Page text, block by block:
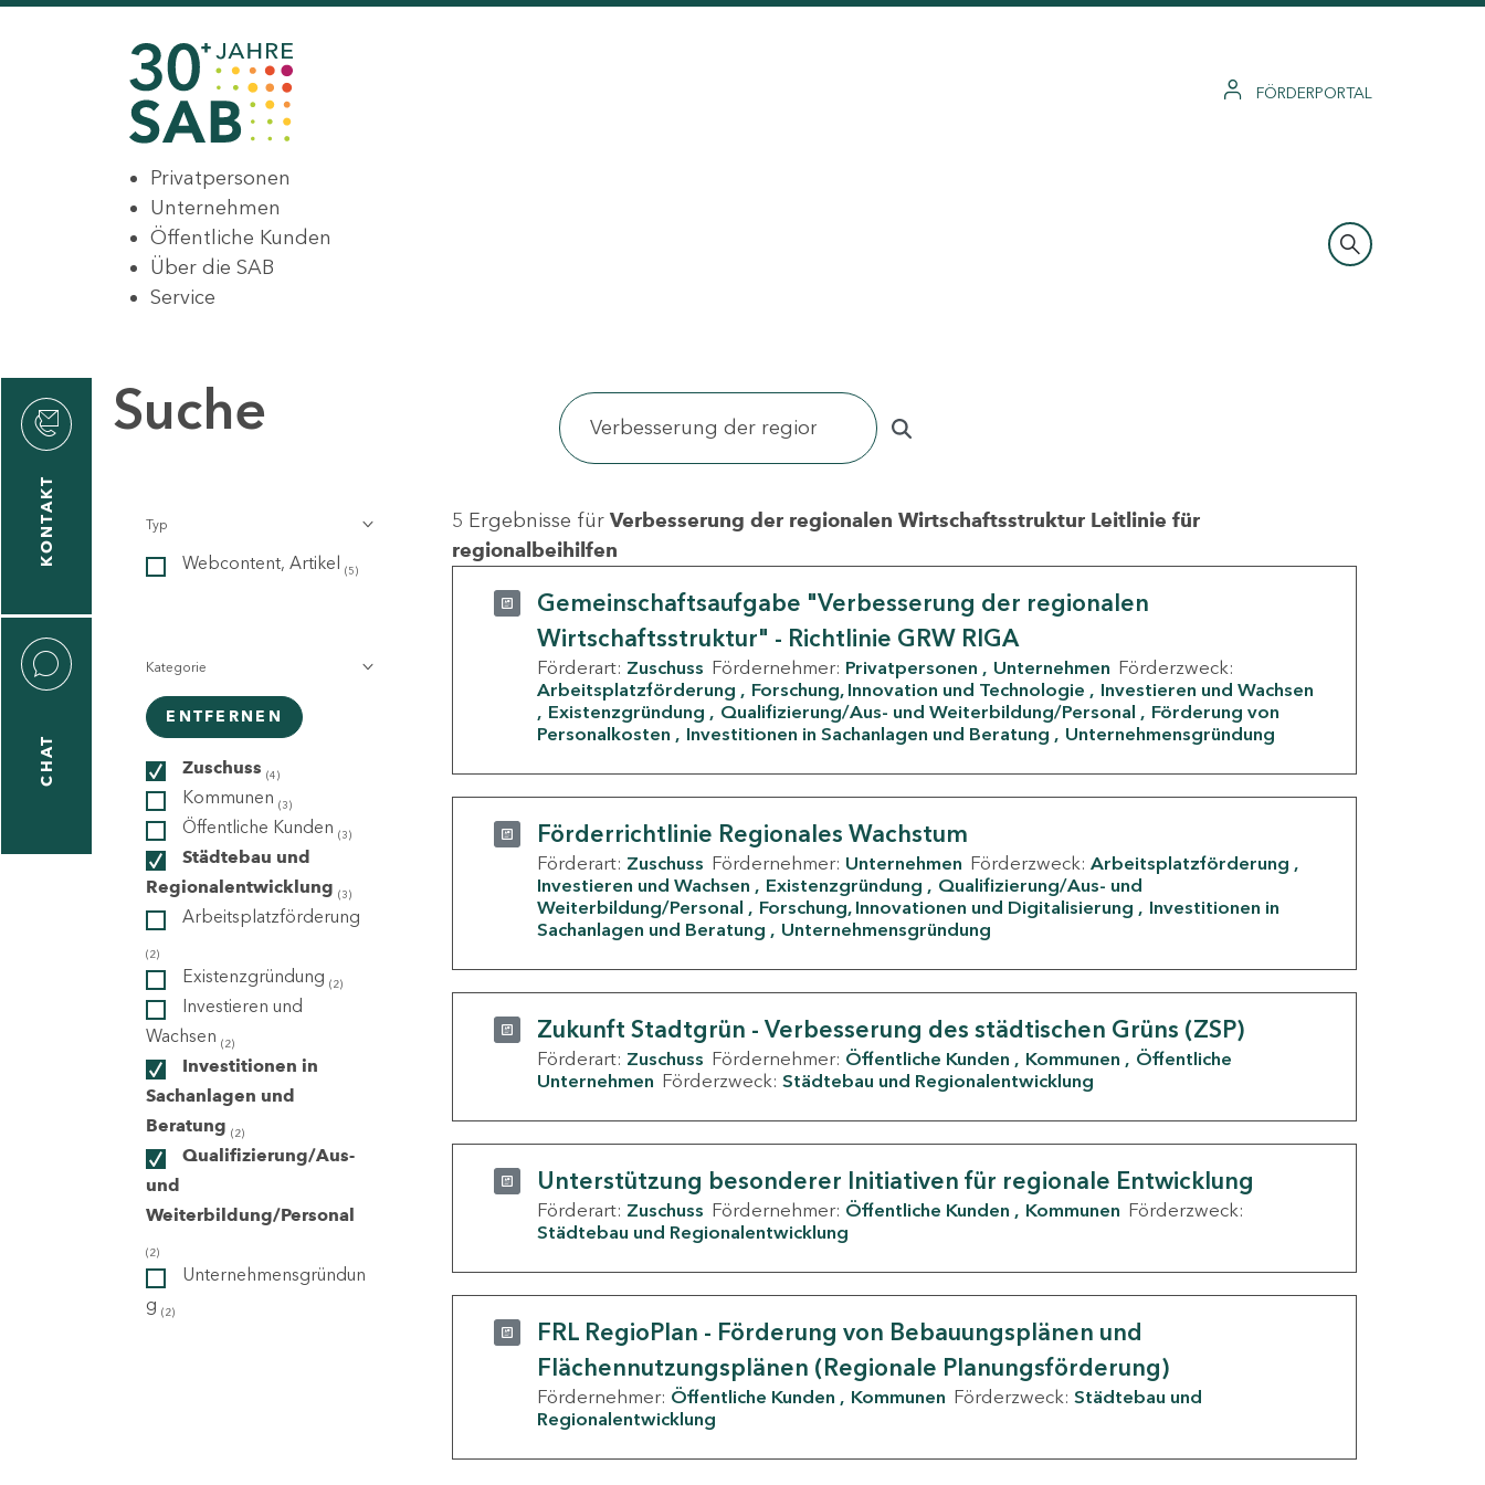
FÖRDERPORTAL
Privatpersonen
Unternehmen
Öffentliche Kunden
Über die SAB
Service
KONTAKT
CHAT
Suche
Typ
Webcontent, Artikel (5)
Kategorie
ENTFERNEN
Zuschuss (4)
Kommunen (3)
Öffentliche Kunden (3)
Städtebau und
Regionalentwicklung (3)
Arbeitsplatzförderung
(2)
Existenzgründung (2)
Investieren und
Wachsen (2)
Investitionen in
Sachanlagen und
Beratung (2)
Qualifizierung/Aus-
und
Weiterbildung/Personal
(2)
Unternehmensgründun
g (2)
5 Ergebnisse für Verbesserung der regionalen Wirtschaftsstruktur Leitlinie für
regionalbeihilfen
Gemeinschaftsaufgabe "Verbesserung der regionalen
Wirtschaftsstruktur" - Richtlinie GRW RIGA
Förderart: Zuschuss Fördernehmer: Privatpersonen Unternehmen Förderzweck:
Arbeitsplatzförderung
Forschung, Innovation und Technologie
Investieren und Wachsen
Existenzgründung
Qualifizierung/Aus- und Weiterbildung/Personal
Förderung von
Personalkosten
Investitionen in Sachanlagen und Beratung Unternehmensgründung
Förderrichtlinie Regionales Wachstum
Förderart: Zuschuss Fördernehmer: Unternehmen Förderzweck: Arbeitsplatzförderung
Investieren und Wachsen
Existenzgründung
Qualifizierung/Aus- und
Weiterbildung/Personal
Forschung, Innovationen und Digitalisierung
Investitionen in
Sachanlagen und Beratung
Unternehmensgründung
Zukunft Stadtgrün - Verbesserung des städtischen Grüns (ZSP)
Förderart: Zuschuss Fördernehmer: Öffentliche Kunden Kommunen
Öffentliche
Unternehmen Förderzweck: Städtebau und Regionalentwicklung
Unterstützung besonderer Initiativen für regionale Entwicklung
Förderart: Zuschuss Fördernehmer: Öffentliche Kunden Kommunen Förderzweck:
Städtebau und Regionalentwicklung
FRL RegioPlan - Förderung von Bebauungsplänen und
Flächennutzungsplänen (Regionale Planungsförderung)
Fördernehmer: Öffentliche Kunden Kommunen Förderzweck: Städtebau und
Regionalentwicklung